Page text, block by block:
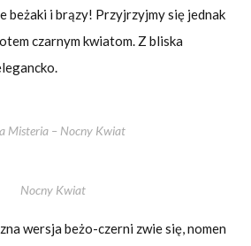
beżaki i brązy! Przyjrzyjmy się jednak
czarnym kwiatom. Z bliska
Misteria – Nocny Kwiat
Nocny Kwiat
wersja beżo-czerni zwie się, nomen